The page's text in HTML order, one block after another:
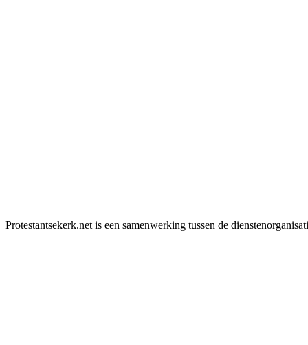
Protestantsekerk.net is een samenwerking tussen de